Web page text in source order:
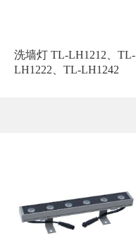
洗墙灯 TL-LH1212、TL-
LH1222、TL-LH1242